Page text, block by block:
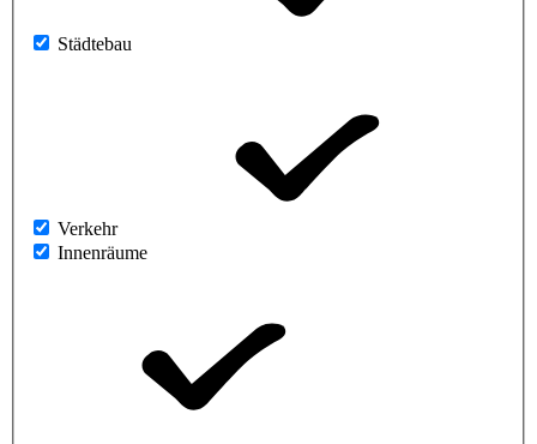
Städtebau
Verkehr
Innenräume